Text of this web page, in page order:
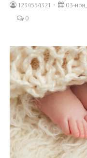
1234554321 03-
0